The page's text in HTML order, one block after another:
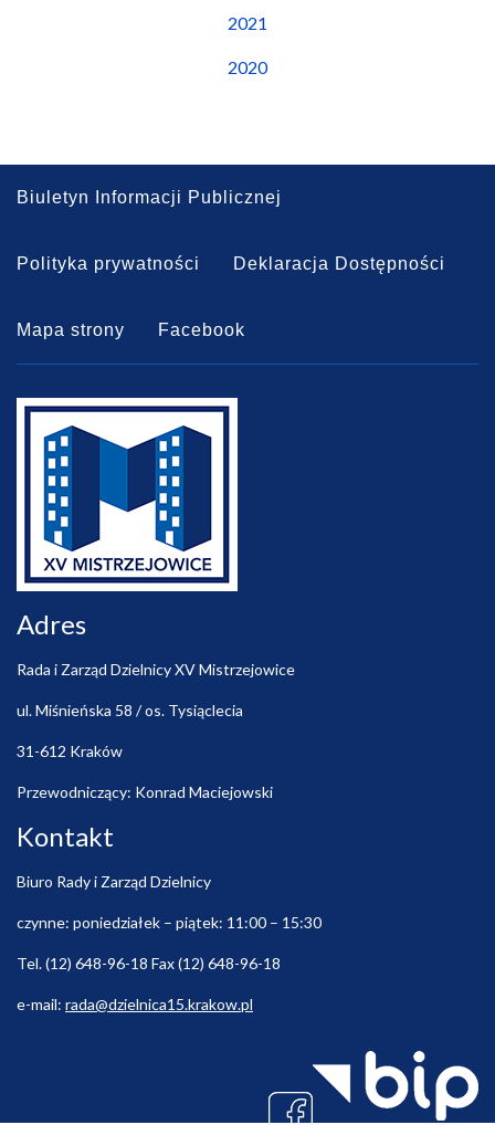
2021
2020
Biuletyn Informacji Publicznej
Polityka prywatności Deklaracja Dostępności
Mapa strony Facebook
Adres
Rada i Zarząd Dzielnicy XV Mistrzejowice
ul. Miśnieńska 58 / os. Tysiąclecia
31-612 Kraków
Przewodniczący: Konrad Maciejowski
Kontakt
Biuro Rady i Zarząd Dzielnicy
czynne: poniedziałek – piątek: 11:00 – 15:30
Tel. (12) 648-96-18 Fax (12) 648-96-18
e-mail: rada@dzielnica15.krakow.pl